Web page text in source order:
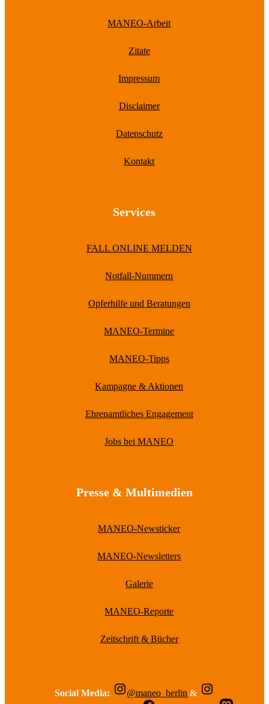
MANEO-Arbeit
Zitate
Impressum
Disclaimer
Datenschutz
Kontakt
Services
FALL ONLINE MELDEN
Notfall-Nummern
Opferhilfe und Beratungen
MANEO-Termine
MANEO-Tipps
Kampagne & Aktionen
Ehrenamtliches Engagement
Jobs bei MANEO
Presse & Multimedien
MANEO-Newsticker
MANEO-Newsletters
Galerie
MANEO-Reporte
Zeitschrift & Bücher
Social Media: @maneo_berlin &